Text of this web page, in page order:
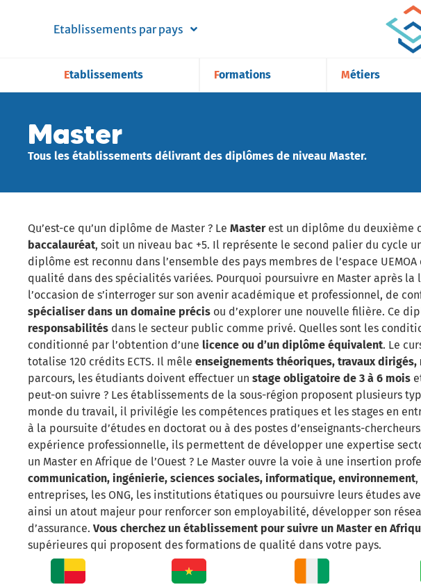
Etablissements par pays
Etablissements Formations Métiers
Master
Tous les établissements délivrant des diplômes de niveau Master.
Qu’est-ce qu’un diplôme de Master ? Le Masterest un diplôme du deuxième
baccalauréat, soit un niveau bac +5. Il représente le second palier du cycle
diplôme est reconnu dans l’ensemble des pays membres de l’espace
qualité dans des spécialités variées. Pourquoi poursuivre en Master après
l’occasion de s’interroger sur son avenir académique et professionnel, de
spécialiser dans un domaine précis ou d’explorer une nouvelle filière. Ce
responsabilités dans le secteur public comme privé. Quelles sont les
conditionné par l’obtention d’une licence ou d’un diplôme équivalent. Le
totalise 120 crédits ECTS. Il mêle enseignements théoriques, travaux
parcours, les étudiants doivent effectuer un stage obligatoire de 3 à 6 mois
peut-on suivre ? Les établissements de la sous-région proposent plusieurs
monde du travail, il privilégie les compétences pratiques et les stages en
à la poursuite d’études en doctorat ou à des postes d’enseignants-
expérience professionnelle, ils permettent de développer une expertise
un Master en Afrique de l’Ouest ? Le Master ouvre la voie à une insertion
communication, ingénierie, sciences sociales, informatique, environnement,
entreprises, les ONG, les institutions étatiques ou poursuivre leurs études
ainsi un atout majeur pour renforcer son employabilité, développer son
d’assurance. Vous cherchez un établissement pour suivre un Master en
supérieures qui proposent des formations de qualité dans votre pays.